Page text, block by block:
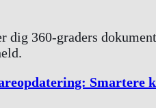
dig 360-graders
Smartere